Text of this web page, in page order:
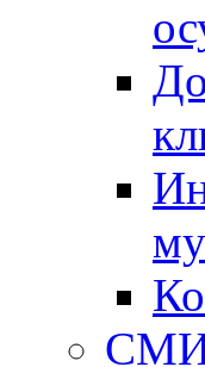
СМИ